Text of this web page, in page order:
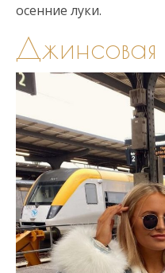
осенние луки.
Джинсовая